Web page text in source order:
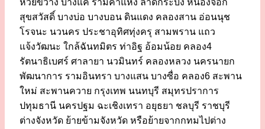
สุขสวัสดิ์ บางบ่อ บางบอน ดินแดง คลองสาน อ่อนนุช
โรจนะ นวนคร ประชาอุทิศทุ่งครุ สามพราน แถว
แจ้งวัฒนะ ใกล้ฉันทมิตร ท่าอิฐ อ้อมน้อย คลอง4
รัตนาธิเบศร์ ศาลายา นวมินทร์ คลองหลวง นครนายก
พัฒนาการ รามอินทรา บางแสน บางซื่อ คลอง6 สะพาน
ใหม่ สะพานควาย กรุงเทพ นนทบุรี สมุทรปราการ
ปทุมธานี นครปฐม ฉะเชิงเทรา อยุธยา ชลบุรี ราชบุรี
ต่างจังหวัด ย้ายข้ามจังหวัด หรือย้ายจากกทมไปต่าง